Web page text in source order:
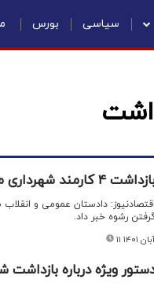
سیاسی بورس
۴ کارمند شهرداری ملارد / اتهامشان چیست؟
رشوه خبر داد.
آبان ۱۴۰۱
ویژه درباره